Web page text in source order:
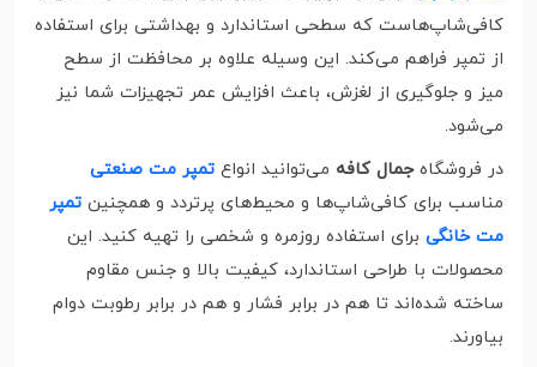
کافی‌شاپ‌هاست که سطحی استاندارد و بهداشتی برای استفاده
از تمپر فراهم می‌کند. این وسیله علاوه بر محافظت از سطح
میز و جلوگیری از لغزش، باعث افزایش عمر تجهیزات شما نیز
می‌شود.
در فروشگاهجمال کافه می‌توانید انواع تمپر مت صنعتی
مناسب برای کافی‌شاپ‌ها و محیط‌های پرتردد و همچنین تمپر
مت خانگی برای استفاده روزمره و شخصی را تهیه کنید. این
محصولات با طراحی استاندارد، کیفیت بالا و جنس مقاوم
ساخته شده‌اند تا هم در برابر فشار و هم در برابر رطوبت دوام
بیاورند.